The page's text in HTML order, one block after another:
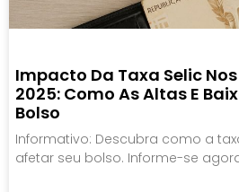
Impacto Da Taxa Selic
2025: Como As Altas E
Bolso
Informativo: Descubra como a
afetar seu bolso. Informe-se